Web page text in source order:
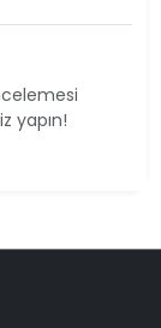
yapın!